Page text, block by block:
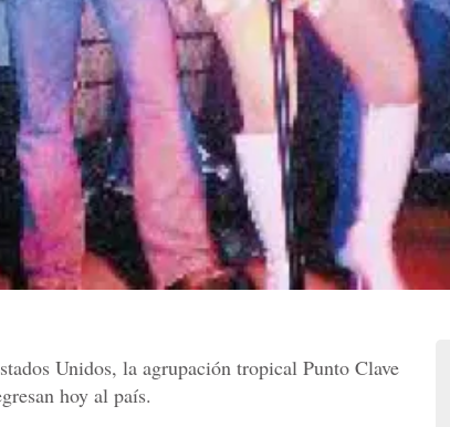
Unidos, la agrupación tropical Punto Clave
hoy al país.